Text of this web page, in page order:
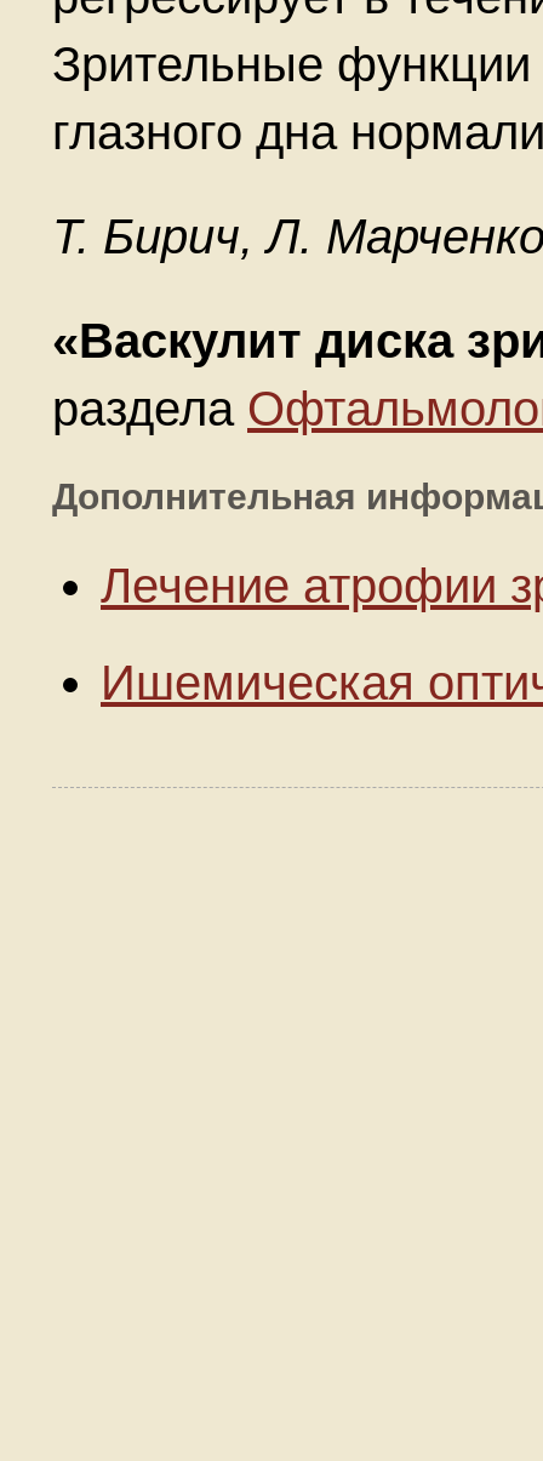
Зрительные функции
глазного дна
Т. Бирич, Л.
«Васкулит диска
раздела
Дополнительная
Лечение атрофии
Ишемическая